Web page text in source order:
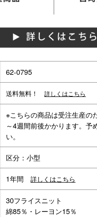
62-0795
送料無料！ 詳しくはこちら
※こちらの商品は受注生産の
～4週間前後かかります。予
い。
区分：小型
1年間詳しくはこちら
30フライスニット
綿85％・レーヨン15％